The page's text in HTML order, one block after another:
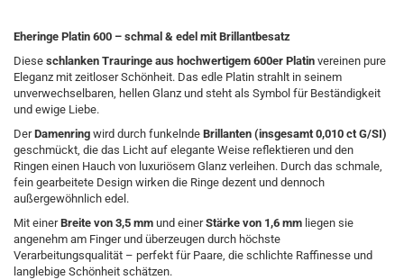
Eheringe Platin 600 – schmal & edel mit Brillantbesatz
Diese schlanken Trauringe aus hochwertigem 600er Platin vereinen pure
Eleganz mit zeitloser Schönheit. Das edle Platin strahlt in seinem
unverwechselbaren, hellen Glanz und steht als Symbol für Beständigkeit
und ewige Liebe.
DerDamenring wird durch funkelnde Brillanten (insgesamt 0,010 ct G/SI)
geschmückt, die das Licht auf elegante Weise reflektieren und den
Ringen einen Hauch von luxuriösem Glanz verleihen. Durch das schmale,
fein gearbeitete Design wirken die Ringe dezent und dennoch
außergewöhnlich edel.
Mit einerBreite von 3,5 mm und einerStärke von 1,6 mm liegen sie
angenehm am Finger und überzeugen durch höchste
Verarbeitungsqualität – perfekt für Paare, die schlichte Raffinesse und
langlebige Schönheit schätzen.